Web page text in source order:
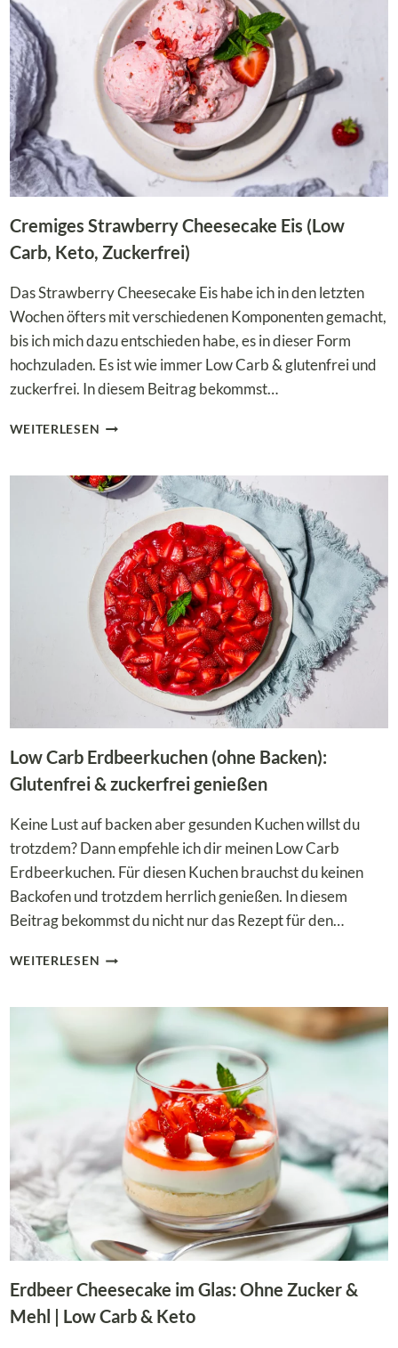
ERDBEEREN
Cremiges Strawberry Cheesecake Eis (Low
Carb, Keto, Zuckerfrei)
Das Strawberry Cheesecake Eis habe ich in den letzten
Wochen öfters mit verschiedenen Komponenten gemacht,
bis ich mich dazu entschieden habe, es in dieser Form
hochzuladen. Es ist wie immer Low Carb & glutenfrei und
zuckerfrei. In diesem Beitrag bekommst…
WEITERLESEN CREMIGES
EIS
(LOW
CARB,
KETO,
ZUCKERFREI)
Low Carb Erdbeerkuchen (ohne Backen):
Glutenfrei & zuckerfrei genießen
Keine Lust auf backen aber gesunden Kuchen willst du
trotzdem? Dann empfehle ich dir meinen Low Carb
Erdbeerkuchen. Für diesen Kuchen brauchst du keinen
Backofen und trotzdem herrlich genießen. In diesem
Beitrag bekommst du nicht nur das Rezept für den…
WEITERLESEN LOW
(OHNE
BACKEN):
GLUTENFREI
&
ZUCKERFREI
GENIESSEN
Erdbeer Cheesecake im Glas: Ohne Zucker &
Mehl | Low Carb & Keto